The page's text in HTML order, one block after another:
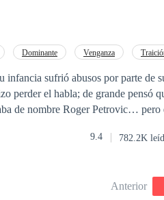
Dominante Venganza
infancia sufrió abusos por parte de
perder el habla; de grande pensó
de nombre Roger Petrovic… pero
a la cual hizo su amante y le
el divorcio, para buscar su propia
9.4 782.2K
Anterior